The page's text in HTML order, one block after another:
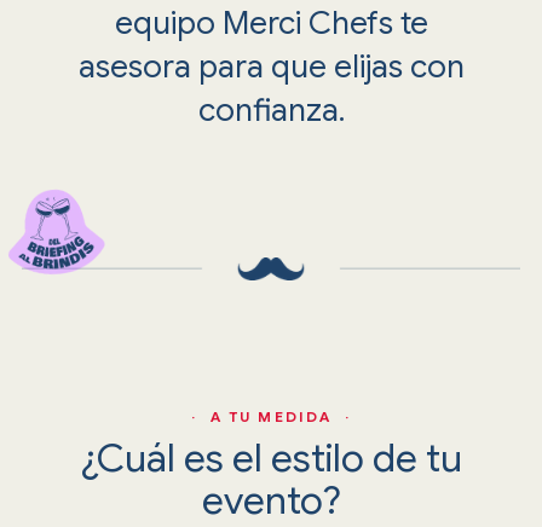
equipo Merci Chefs te
asesora para que elijas con
confianza.
· A TU MEDIDA ·
¿Cuál es el estilo de tu
evento?